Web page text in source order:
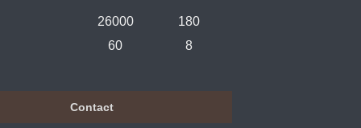
26000
180
60
8
Contact